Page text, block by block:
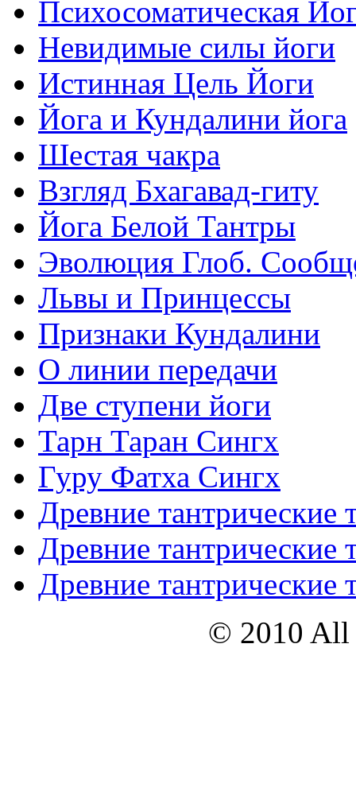
Психосоматическая
Невидимые силы йоги
Истинная Цель Йоги
Йога и Кундалини йога
Шестая чакра
Взгляд Бхагавад-гиту
Йога Белой Тантры
Эволюция Глоб.
Львы и Принцессы
Признаки Кундалини
О линии передачи
Две ступени йоги
Тарн Таран Сингх
Гуру Фатха Сингх
Древние тантрические
Древние тантрические
Древние тантрические
© 2010 All